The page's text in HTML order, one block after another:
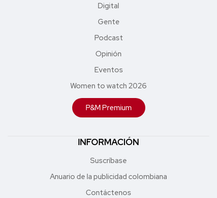
Digital
Gente
Podcast
Opinión
Eventos
Women to watch 2026
P&M Premium
INFORMACIÓN
Suscríbase
Anuario de la publicidad colombiana
Contáctenos